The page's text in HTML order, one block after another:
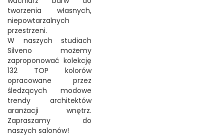
tworzenia własnych,
niepowtarzalnych
przestrzeni.
W naszych studiach
Silveno możemy
zaproponować kolekcję
132 TOP kolorów
opracowane przez
śledzących modowe
trendy architektów
aranżacji wnętrz.
Zapraszamy do
naszych salonów!